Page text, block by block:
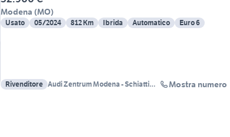
Modena (MO)
Usato 05/2024 812 Km Ibrida Automatico Euro 6
Rivenditore Audi Zentrum Modena - Schiatti
Mostra numero